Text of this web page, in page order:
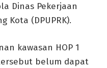
Dinas Pekerjaan
Kota (DPUPRK).
kawasan HOP 1
belum dapat